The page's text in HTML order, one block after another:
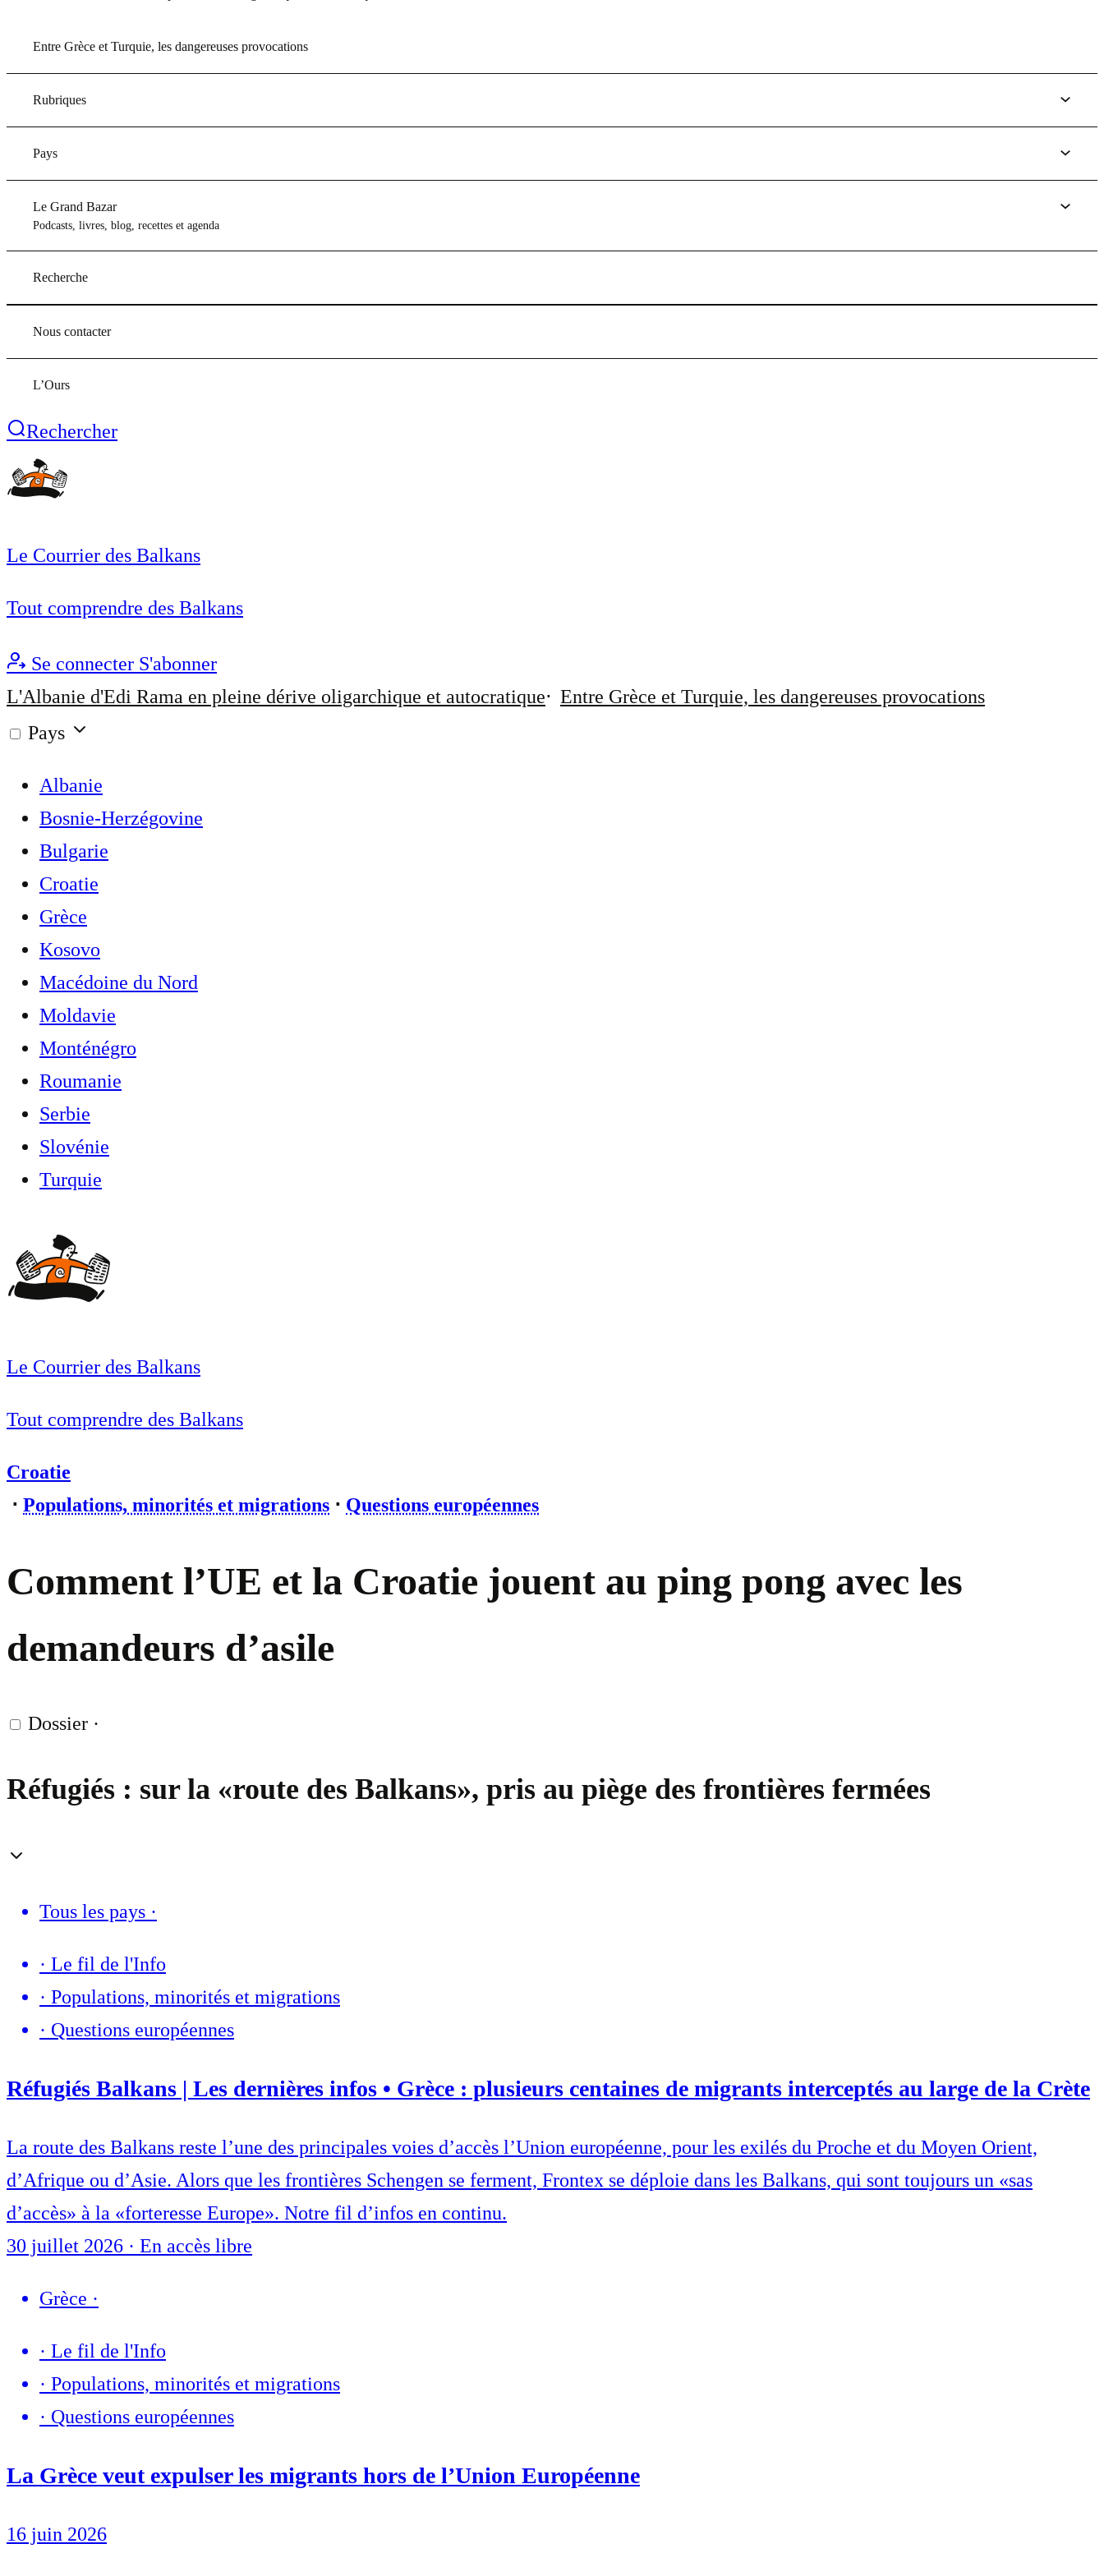
Entre Grèce et Turquie, les dangereuses provocations
Rubriques
Pays
Le Grand Bazar
Podcasts, livres, blog, recettes et agenda
Recherche
Nous contacter
L’Ours
Rechercher
Le Courrier des Balkans
Tout comprendre des Balkans
Se connecter S'abonner
L'Albanie d'Edi Rama en pleine dérive oligarchique et autocratique
Entre Grèce et Turquie, les dangereuses provocations
Pays
Albanie
Bosnie-Herzégovine
Bulgarie
Croatie
Grèce
Kosovo
Macédoine du Nord
Moldavie
Monténégro
Roumanie
Serbie
Slovénie
Turquie
Le Courrier des Balkans
Tout comprendre des Balkans
Croatie
⋅ Populations, minorités et migrations ⋅ Questions européennes
Comment l’UE et la Croatie jouent au ping pong avec les
demandeurs d’asile
Dossier ·
Réfugiés : sur la «route des Balkans», pris au piège des frontières fermées
Tous les pays ·
· Le fil de l'Info
· Populations, minorités et migrations
· Questions européennes
Réfugiés Balkans | Les dernières infos • Grèce : plusieurs centaines de migrants interceptés au large de la Crète
La route des Balkans reste l’une des principales voies d’accès l’Union européenne, pour les exilés du Proche et du Moyen Orient,
d’Afrique ou d’Asie. Alors que les frontières Schengen se ferment, Frontex se déploie dans les Balkans, qui sont toujours un «sas
d’accès» à la «forteresse Europe». Notre fil d’infos en continu.
30 juillet 2026 · En accès libre
Grèce ·
· Le fil de l'Info
· Populations, minorités et migrations
· Questions européennes
La Grèce veut expulser les migrants hors de l’Union Européenne
16 juin 2026